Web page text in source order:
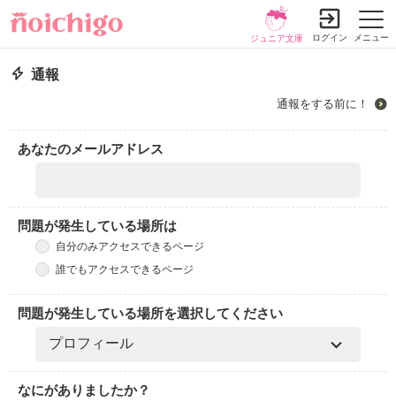
メニュー
ジュニア文庫 ログイン
通報
通報をする前に！
あなたのメールアドレス
問題が発生している場所は
自分のみアクセスできるページ
誰でもアクセスできるページ
問題が発生している場所を選択してください
なにがありましたか？